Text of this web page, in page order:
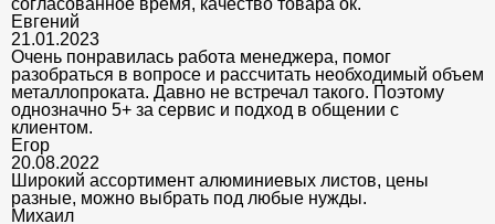
согласованное время, качество товара ок.
Евгений
21.01.2023
Очень понравилась работа менеджера, помог
разобраться в вопросе и рассчитать необходимый объем
металлопроката. Давно не встречал такого. Поэтому
однозначно 5+ за сервис и подход в общении с
клиентом.
Егор
20.08.2022
Широкий ассортимент алюминиевых листов, цены
разные, можно выбрать под любые нужды.
Михаил